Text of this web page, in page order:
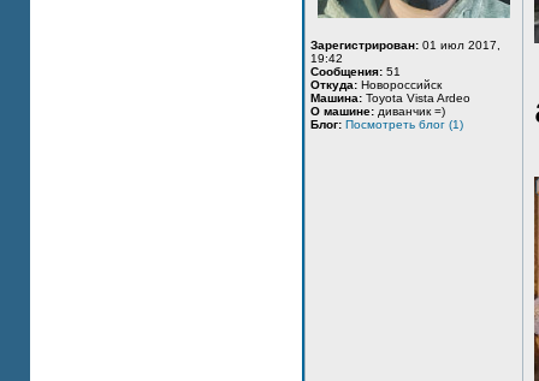
Зарегистрирован: 01 июл 2017,
19:42
Сообщения: 51
Откуда: Новороссийск
Машина: Toyota Vista Ardeo
О машине: диванчик =)
Блог: Посмотреть блог (1)